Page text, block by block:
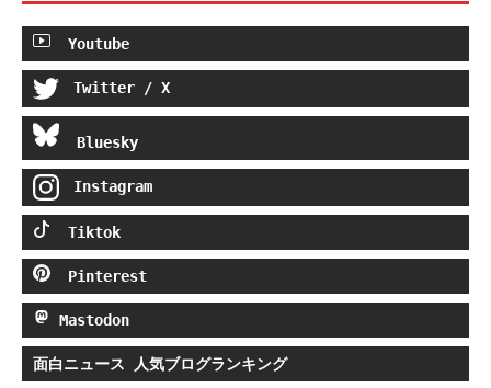
Youtube
Twitter / X
Bluesky
Instagram
Tiktok
Pinterest
Mastodon
面白ニュース 人気ブログランキング